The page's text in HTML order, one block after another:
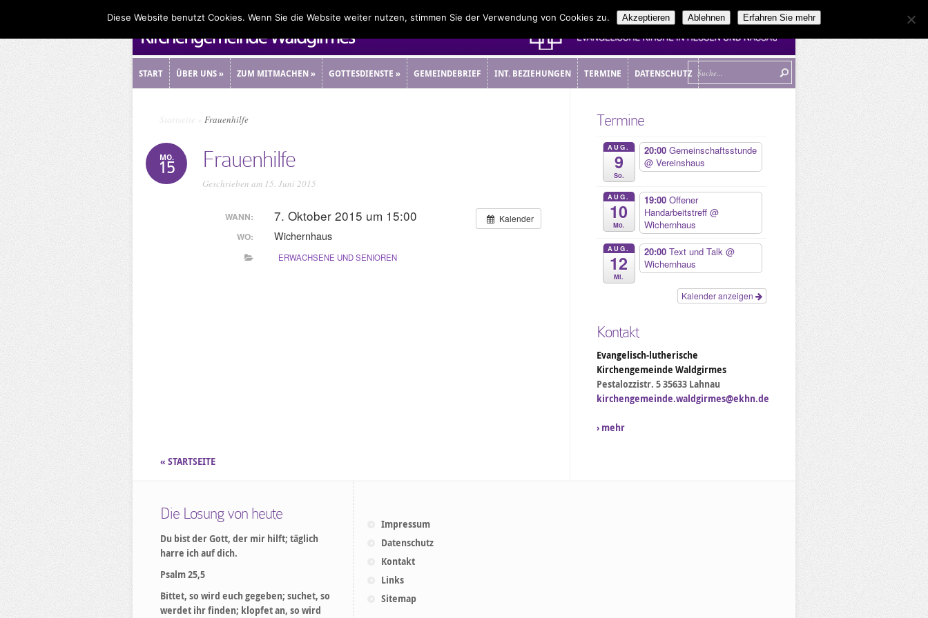
START ÜBER UNS» ZUM MITMACHEN» GOTTESDIENSTE » GEMEINDEBRIEF INT. BEZIEHUNGEN TERMINE DATENSCHUTZ
Startseite Frauenhilfe
MO.
15 Frauenhilfe
Geschrieben am 15. Juni 2015
Kalender
WANN: 7. Oktober 2015 um 15:00
WO: Wichernhaus
ERWACHSENE UND SENIOREN
Termine
AUG.
9
So.
20:00 Gemeinschaftsstunde
@ Vereinshaus
AUG.
10
Mo.
19:00 Offener
Handarbeitstreff @
Wichernhaus
AUG.
12
Mi.
20:00 Text und Talk @
Wichernhaus
Kalender anzeigen
Kontakt
Evangelisch-lutherische
Kirchengemeinde Waldgirmes
Pestalozzistr. 5 35633 Lahnau
kirchengemeinde.waldgirmes@ekhn.de
› mehr
« STARTSEITE
Die Losung von heute
Du bist der Gott, der mir hilft; täglich
harre ich auf dich.
Psalm 25,5
Bittet, so wird euch gegeben; suchet, so
werdet ihr finden; klopfet an, so wird
Impressum
Datenschutz
Kontakt
Links
Sitemap
Diese Website benutzt Cookies. Wenn Sie die Website weiter nutzen, stimmen Sie der Verwendung von Cookies zu. Akzeptieren Ablehnen Erfahren Sie mehr